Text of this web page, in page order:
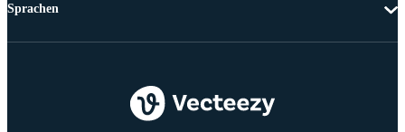
Sprachen